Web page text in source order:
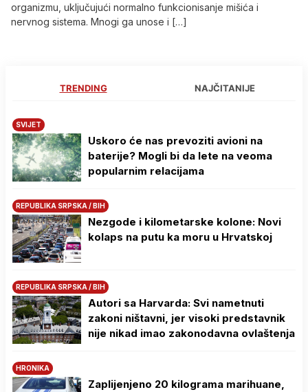
organizmu, uključujući normalno funkcionisanje mišića i
nervnog sistema. Mnogi ga unose i […]
TRENDING NAJČITANIJE
SVIJET
Uskoro će nas prevoziti avioni na
baterije? Mogli bi da lete na veoma
popularnim relacijama
REPUBLIKA SRPSKA / BIH
Nezgode i kilometarske kolone: Novi
kolaps na putu ka moru u Hrvatskoj
REPUBLIKA SRPSKA / BIH
Autori sa Harvarda: Svi nametnuti
zakoni ništavni, jer visoki predstavnik
nije nikad imao zakonodavna ovlaštenja
HRONIKA
Zaplijenjeno 20 kilograma marihuane,